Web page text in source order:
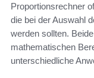
Proportionsrechner
die bei der Auswahl
werden sollten.
mathematischen
unterschiedliche